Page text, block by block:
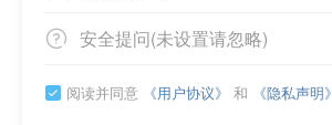
 安全提问(未设置请忽略)
 阅读并同意 《用户协议》 和 《隐私声明》